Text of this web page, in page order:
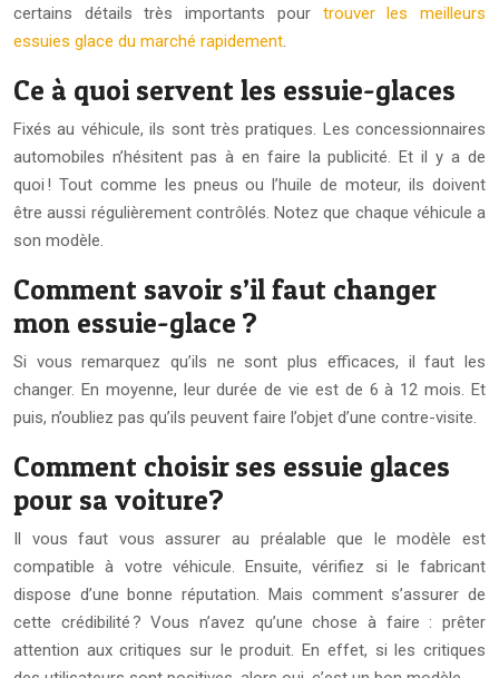
certains détails très importants pour trouver les meilleurs
essuies glace du marché rapidement.
Ce à quoi servent les essuie-glaces
Fixés au véhicule, ils sont très pratiques. Les concessionnaires
automobiles n’hésitent pas à en faire la publicité. Et il y a de
quoi ! Tout comme les pneus ou l’huile de moteur, ils doivent
être aussi régulièrement contrôlés. Notez que chaque véhicule a
son modèle.
Comment savoir s’il faut changer
mon essuie-glace ?
Si vous remarquez qu’ils ne sont plus efficaces, il faut les
changer. En moyenne, leur durée de vie est de 6 à 12 mois. Et
puis, n’oubliez pas qu’ils peuvent faire l’objet d’une contre-visite.
Comment choisir ses essuie glaces
pour sa voiture?
Il vous faut vous assurer au préalable que le modèle est
compatible à votre véhicule. Ensuite, vérifiez si le fabricant
dispose d’une bonne réputation. Mais comment s’assurer de
cette crédibilité ? Vous n’avez qu’une chose à faire : prêter
attention aux critiques sur le produit. En effet, si les critiques